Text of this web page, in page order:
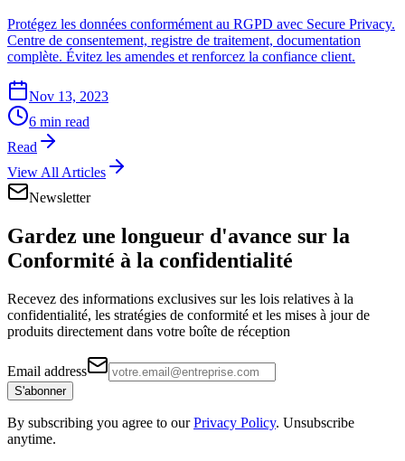
Protégez les données conformément au RGPD avec Secure Privacy.
Centre de consentement, registre de traitement, documentation
complète. Évitez les amendes et renforcez la confiance client.
Nov 13, 2023
6 min read
Read
View All Articles
Newsletter
Gardez une longueur d'avance sur la
Conformité à la confidentialité
Recevez des informations exclusives sur les lois relatives à la
confidentialité, les stratégies de conformité et les mises à jour de
produits directement dans votre boîte de réception
Email address
S'abonner
By subscribing you agree to our Privacy Policy. Unsubscribe
anytime.